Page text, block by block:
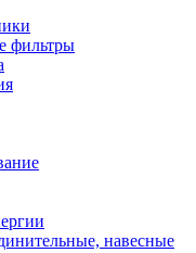
фильтры
навесные